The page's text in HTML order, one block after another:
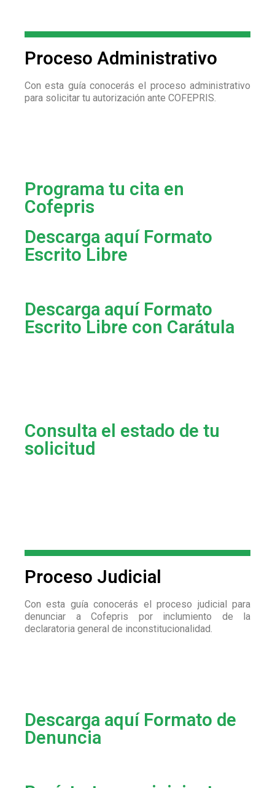
Proceso Administrativo
Con esta guía conocerás el proceso administrativo
para solicitar tu autorización ante COFEPRIS.
Programa tu cita en
Cofepris
Descarga aquí Formato
Escrito Libre
Descarga aquí Formato
Escrito Libre con Carátula
Consulta el estado de tu
solicitud
Proceso Judicial
Con esta guía conocerás el proceso judicial para
denunciar a Cofepris por inclumiento de la
declaratoria general de inconstitucionalidad.
Descarga aquí Formato de
Denuncia